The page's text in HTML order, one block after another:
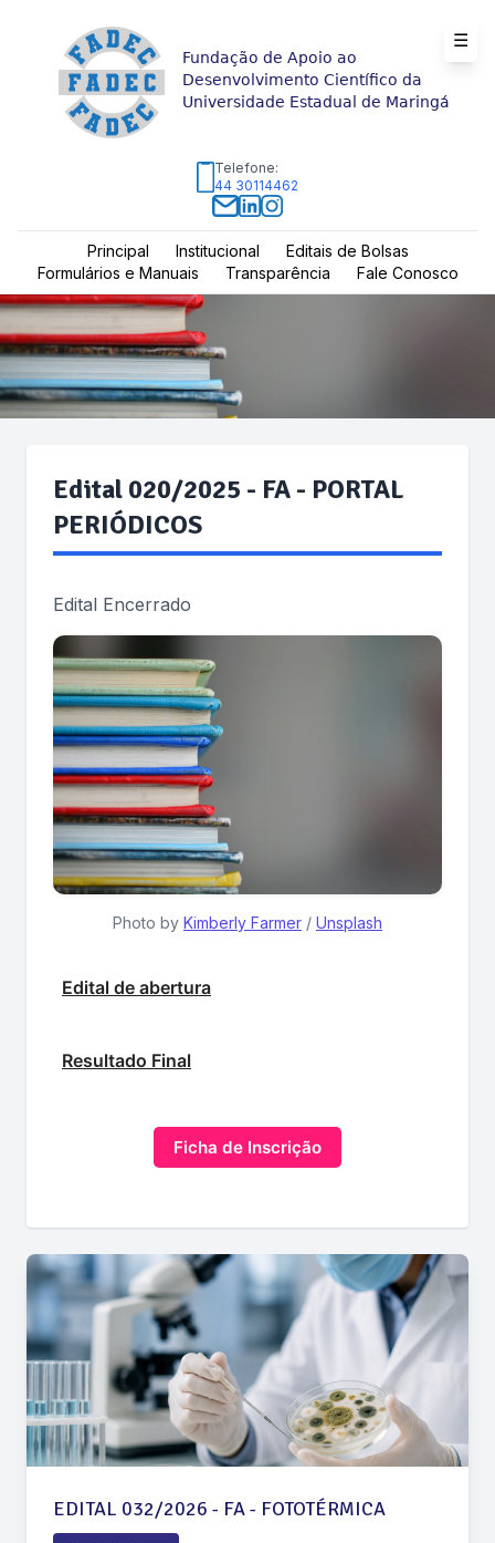
Fundação de Apoio ao
Desenvolvimento Científico da
Universidade Estadual de Maringá
Telefone:
44 30114462
Principal Institucional
Editais de Bolsas
Formulários e Manuais
Transparência Fale Conosco
Edital 020/2025 - FA - PORTAL
PERIÓDICOS
Edital Encerrado
Photo by Kimberly Farmer / Unsplash
Edital de abertura
Resultado Final
Ficha de Inscrição
EDITAL 032/2026 - FA - FOTOTÉRMICA
☰